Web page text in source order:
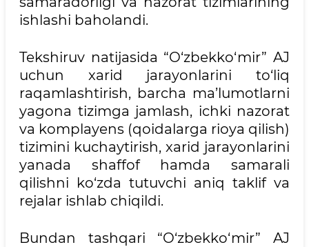
ishlashi baholandi.
Tekshiruv natijasida “O‘zbekko‘mir” AJ
uchun xarid jarayonlarini to‘liq
raqamlashtirish, barcha ma’lumotlarni
yagona tizimga jamlash, ichki nazorat
va komplayens (qoidalarga rioya qilish)
tizimini kuchaytirish, xarid jarayonlarini
yanada shaffof hamda samarali
qilishni ko‘zda tutuvchi aniq taklif va
rejalar ishlab chiqildi.
Bundan tashqari “O‘zbekko‘mir” AJ